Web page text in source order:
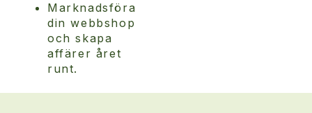
Marknadsföra
din webbshop
och skapa
affärer året
runt.